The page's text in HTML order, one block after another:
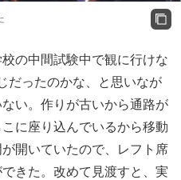
の中間試験中で観に行けな
だったのかな、と思いなが
い。作りが古いから通路が
に座り込んでいるから移動
開いていたので、レフト席
きた。改めて見渡すと、実